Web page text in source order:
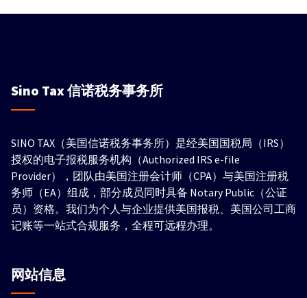
Sino Tax信诺税务事务所
SINO TAX（美国信诺税务事务所）是经美国国税局（IRS）
授权的电子报税服务机构（Authorized IRS e-file
Provider），团队由美国注册会计师（CPA）与美国注册税
务师（EA）组成，部分成员同时具备 Notary Public（公证
员）资格。我们为个人与企业提供美国报税、美国公司工商
记账等一站式合规服务，全程可远程办理。
网站信息